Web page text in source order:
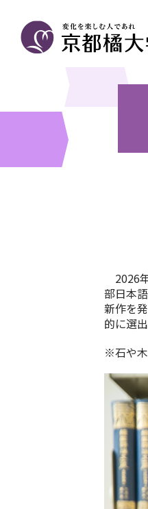
2026
部日本
新作を
的に選
※石や